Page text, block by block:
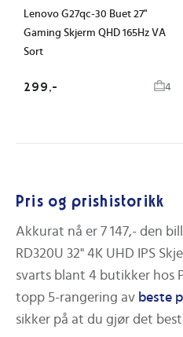
Lenovo G27qc-30 Buet 27"
Gaming Skjerm QHD 165Hz VA
Sort
299,- 4
Pris og prishistorikk
Akkurat nå er 7 147,- den
RD320U 32" 4K UHD IPS
svarts blant 4 butikker hos
topp 5-rangering av beste
sikker på at du gjør det